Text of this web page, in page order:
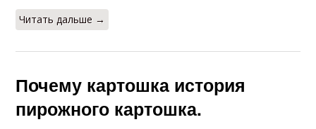
Читать дальше →
Почему картошка история
пирожного картошка.